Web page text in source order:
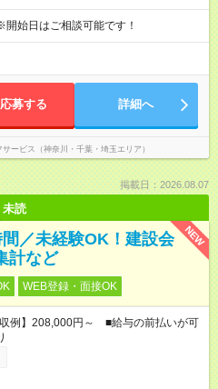
始日はご相談可能です！
応募する 詳細へ
ービス（神奈川・千葉・埼玉エリア）
掲載日：2026.08.07
未読
NEW
／未経験OK！建設会
計など
WEB登録・面接OK
例】208,000円～ ■給与の前払いが可